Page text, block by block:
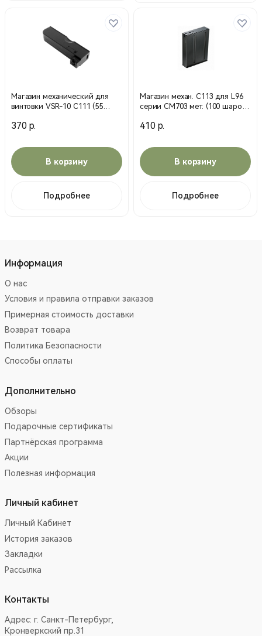
Магазин механический для
винтовки VSR-10 С111 (55
370 р.
В корзину
Подробнее
Магазин механ. С113 для L96
серии СМ703 мет. (100 шаров)
410 р.
В корзину
Подробнее
Информация
О нас
Условия и правила отправки заказов
Примерная стоимость доставки
Возврат товара
Политика Безопасности
Способы оплаты
Дополнительно
Обзоры
Подарочные сертификаты
Партнёрская программа
Акции
Полезная информация
Личный кабинет
Личный Кабинет
История заказов
Закладки
Рассылка
Контакты
Адрес: г. Санкт-Петербург,
Кронверкский пр.31